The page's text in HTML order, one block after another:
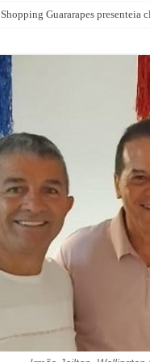
Shopping Guararapes presenteia